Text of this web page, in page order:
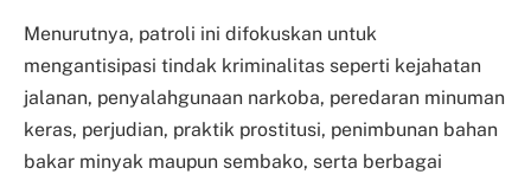
Menurutnya, patroli ini difokuskan untuk
mengantisipasi tindak kriminalitas seperti kejahatan
jalanan, penyalahgunaan narkoba, peredaran minuman
keras, perjudian, praktik prostitusi, penimbunan bahan
bakar minyak maupun sembako, serta berbagai